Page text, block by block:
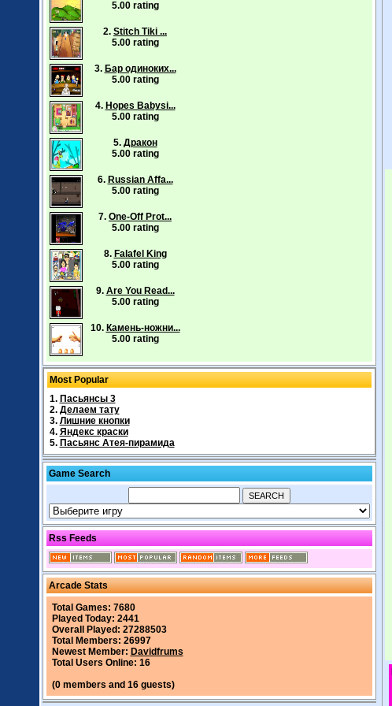
5.00 rating
2. Stitch Tiki ...
5.00 rating
3. Бар одиноких...
5.00 rating
4. Hopes Babysi...
5.00 rating
5. Дракон
5.00 rating
6. Russian Affa...
5.00 rating
7. One-Off Prot...
5.00 rating
8. Falafel King
5.00 rating
9. Are You Read...
5.00 rating
10. Камень-ножни...
5.00 rating
Most Popular
1. Пасьянсы 3
2. Делаем тату
3. Лишние кнопки
4. Яндекс краски
5. Пасьянс Атея-пирамида
Game Search
Rss Feeds
Arcade Stats
Total Games: 7680
Played Today: 2441
Overall Played: 27288503
Total Members: 26997
Newest Member: Davidfrums
Total Users Online: 16
(0 members and 16 guests)